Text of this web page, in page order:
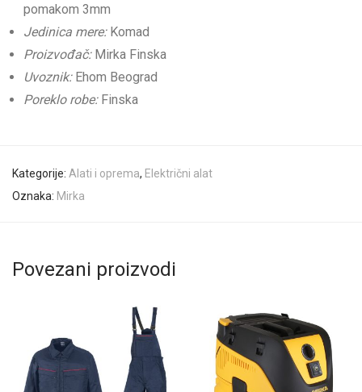
pomakom 3mm
Jedinica mere:Komad
Proizvođač:Mirka Finska
Uvoznik:Ehom Beograd
Poreklo robe:Finska
Kategorije: Alati i oprema, Električni alat
Oznaka: Mirka
Povezani proizvodi